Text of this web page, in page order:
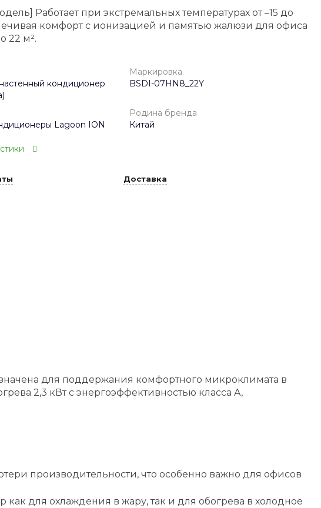
Работает при экстремальных температурах от –15 до
комфорт с ионизацией и памятью жалюзи для офиса
22 м².
кондиционер
Маркировка
BSDI-07HN8_22Y
Lagoon ION
Родина бренда
Китай
Доставка
для поддержания комфортного микроклимата в
2,3 кВт с энергоэффективностью класса A,
производительности, что особенно важно для офисов
как для охлаждения в жару, так и для обогрева в холодное